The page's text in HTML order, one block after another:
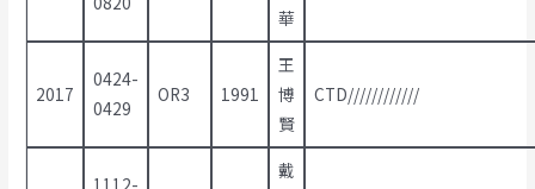
華
2017
0424-
0429
OR3 1991
王
博
賢
CTD////////////
1112-
戴